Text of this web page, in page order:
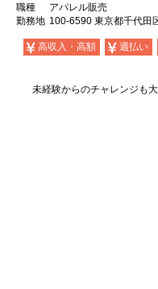
職種
アパレル販売
勤務地 100-6590 東京都千代
高収入・高額 週払い
未経験からのチャレンジも大